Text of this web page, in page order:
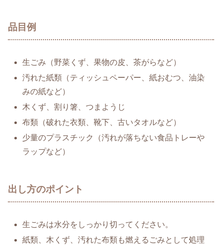
品目例
生ごみ（野菜くず、果物の皮、茶がらなど）
汚れた紙類（ティッシュペーパー、紙おむつ、油染
みの紙など）
木くず、割り箸、つまようじ
布類（破れた衣類、靴下、古いタオルなど）
少量のプラスチック（汚れが落ちない食品トレーや
ラップなど）
出し方のポイント
生ごみは水分をしっかり切ってください。
紙類、木くず、汚れた布類も燃えるごみとして処理